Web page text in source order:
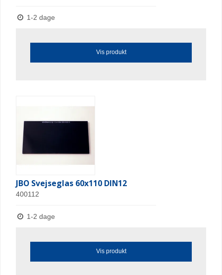
1-2 dage
Vis produkt
JBO Svejseglas 60x110 DIN12
400112
1-2 dage
Vis produkt